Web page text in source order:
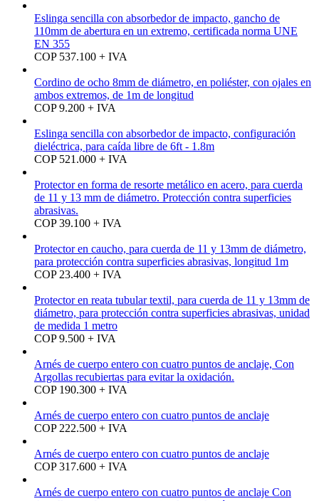
Eslinga sencilla con absorbedor de impacto, gancho de
110mm de abertura en un extremo, certificada norma UNE
EN 355
COP 537.100 + IVA
Cordino de ocho 8mm de diámetro, en poliéster, con ojales en
ambos extremos, de 1m de longitud
COP 9.200 + IVA
Eslinga sencilla con absorbedor de impacto, configuración
dieléctrica, para caída libre de 6ft - 1.8m
COP 521.000 + IVA
Protector en forma de resorte metálico en acero, para cuerda
de 11 y 13 mm de diámetro. Protección contra superficies
abrasivas.
COP 39.100 + IVA
Protector en caucho, para cuerda de 11 y 13mm de diámetro,
para protección contra superficies abrasivas, longitud 1m
COP 23.400 + IVA
Protector en reata tubular textil, para cuerda de 11 y 13mm de
diámetro, para protección contra superficies abrasivas, unidad
de medida 1 metro
COP 9.500 + IVA
Arnés de cuerpo entero con cuatro puntos de anclaje, Con
Argollas recubiertas para evitar la oxidación.
COP 190.300 + IVA
Arnés de cuerpo entero con cuatro puntos de anclaje
COP 222.500 + IVA
Arnés de cuerpo entero con cuatro puntos de anclaje
COP 317.600 + IVA
Arnés de cuerpo entero con cuatro puntos de anclaje Con